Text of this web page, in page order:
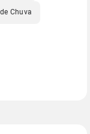
Chuva